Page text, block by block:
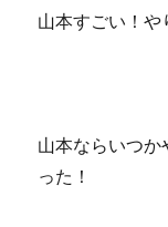
山本すごい！や
山本ならいつ
った！